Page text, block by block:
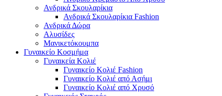
Ανδρικά Σκουλαρίκια
Ανδρικά Σκουλαρίκια Fashion
Ανδρικά Δώρα
Αλυσίδες
Μανικετόκουμπα
Γυναικείο Κοσμήμα
Γυναικεία Κολιέ
Γυναικείο Κολιέ Fashion
Γυναικείο Κολιέ από Ασήμι
Γυναικείο Κολιέ από Χρυσό